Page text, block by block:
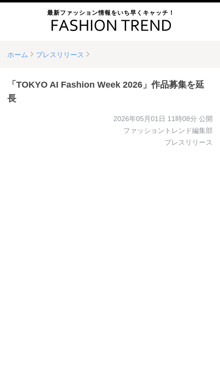
最新ファッション情報をいち早くキャッチ！
ホーム プレスリリース
「TOKYO AI Fashion Week 2026」作品募集を延
長
2026年05月01日 11時08分 公開
ファッショントレンド編集部
プレスリリース